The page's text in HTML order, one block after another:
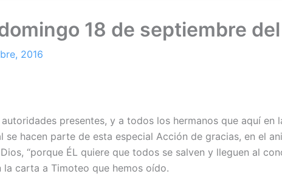
18 de septiembre
2016
presentes, y a todos los hermanos que aquí en
se hacen parte de esta especial Acción de gracias, en el
“porque ÉL quiere que todos se salven y lleguen al
carta a Timoteo que hemos oído.